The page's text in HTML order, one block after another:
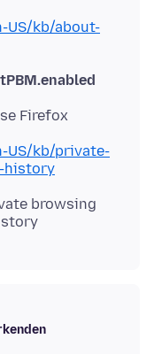
US/kb/about-
Firefox
US/kb/private-
history
browsing